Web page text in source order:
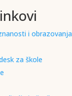
i obrazovanja
za škole